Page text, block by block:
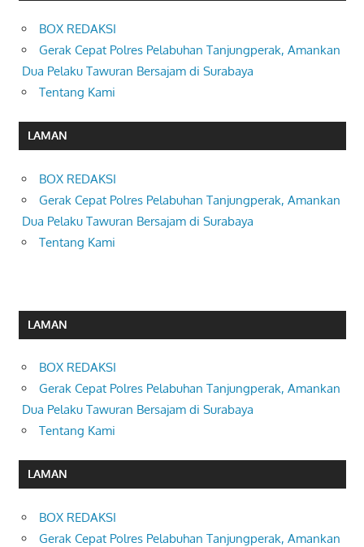
BOX REDAKSI
Gerak Cepat Polres Pelabuhan Tanjungperak, Amankan
Dua Pelaku Tawuran Bersajam di Surabaya
Tentang Kami
LAMAN
BOX REDAKSI
Gerak Cepat Polres Pelabuhan Tanjungperak, Amankan
Dua Pelaku Tawuran Bersajam di Surabaya
Tentang Kami
LAMAN
BOX REDAKSI
Gerak Cepat Polres Pelabuhan Tanjungperak, Amankan
Dua Pelaku Tawuran Bersajam di Surabaya
Tentang Kami
LAMAN
BOX REDAKSI
Gerak Cepat Polres Pelabuhan Tanjungperak, Amankan